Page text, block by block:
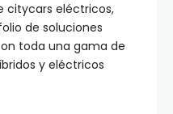
citycars eléctricos,
de soluciones
toda una gama de
y eléctricos